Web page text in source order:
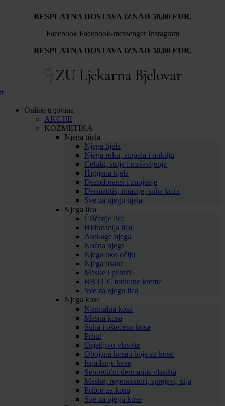
BESPLATNA DOSTAVA IZNAD 50,00 EUR.
Facebook Facebook-messenger Instagram
BESPLATNA DOSTAVA IZNAD 50,00 EUR.
Online trgovina
AKCIJE
KOZMETIKA
Njega tijela
Njega tijela
Njega ruku, stopala i noktiju
Celulit, strije i mršavljenje
Higijena tijela
Dezodoransi i znojenje
Dermatitis, iritacije, suha koža
Sve za njegu tijela
Njega lica
Čišćenje lica
Hidratacija lica
Anti-age njega
Noćna njega
Njega oko očiju
Njega usana
Maske i pilinzi
BB i CC tonirane kreme
Sve za njegu lica
Njega kose
Normalna kosa
Masna kosa
Suha i oštećena kosa
Prhut
Osjetljivo vlasište
Obojana kosa i boje za kosu
Ispadanje kose
Seboroični dermatitis vlasišta
Maske, regeneratori, sprejevi, ulja
Pribor za kosu
Sve za njegu kose